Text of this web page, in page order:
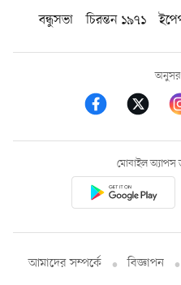
বন্ধুসভা
চিরন্তন ১৯৭১
মোবাইল
আমাদের সম্পর্কে বিজ্ঞাপন